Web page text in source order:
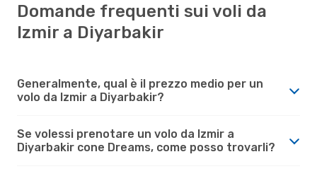
Domande frequenti sui voli da
Izmir a Diyarbakir
Generalmente, qual è il prezzo medio per un
volo da Izmir a Diyarbakir?
Se volessi prenotare un volo da Izmir a
Diyarbakir cone Dreams, come posso trovarli?